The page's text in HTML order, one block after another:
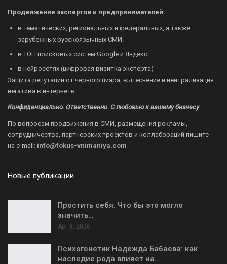
Продвижение экспертов и предпринимателей:
в тематических, региональных и федеральных, а также
зарубежных русскоязычных СМИ.
в ТОП поисковых систем Google и Яндекс.
в нейросетях (цифровая визитка эксперта)
Защита репутации от черного пиара, вытеснение и нейтрализация
негатива в интернете.
Конфиденциально. Ответственно. С любовью к вашему бизнесу.
По вопросам продвижения в СМИ, размещения рекламы,
сотрудничества, партнерских проектов и коллабораций пишите
на e-mail: info@fokus-vnimaniya.com
Новые публикации
Простить себя. Что бы это могло
значить…
Авг 8, 2026
Психогенетик Надежда Бабаева: как
наследие рода влияет на…